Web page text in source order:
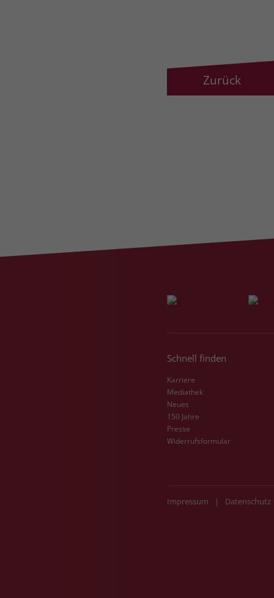
Zurück
Schnell finden
Karriere
Mediathek
Neues
150 Jahre
Presse
Widerrufsformular
Impressum | Datenschutz